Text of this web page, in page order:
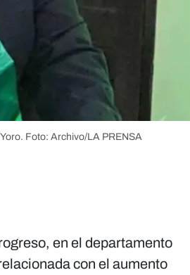
Foto: Archivo/LA PRENSA
en el departamento
con el aumento